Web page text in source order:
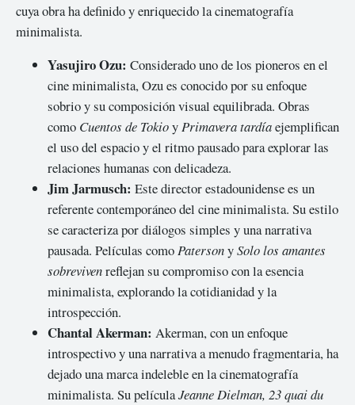
cuya obra ha definido y enriquecido la cinematografía
minimalista.
Yasujiro Ozu: Considerado uno de los pioneros en el
cine minimalista, Ozu es conocido por su enfoque
sobrio y su composición visual equilibrada. Obras
como Cuentos de TokioyPrimavera tardíaejemplifican
el uso del espacio y el ritmo pausado para explorar las
relaciones humanas con delicadeza.
Jim Jarmusch: Este director estadounidense es un
referente contemporáneo del cine minimalista. Su estilo
se caracteriza por diálogos simples y una narrativa
pausada. Películas comoPatersonySolo los amantes
sobrevivenreflejan su compromiso con la esencia
minimalista, explorando la cotidianidad y la
introspección.
Chantal Akerman: Akerman, con un enfoque
introspectivo y una narrativa a menudo fragmentaria, ha
dejado una marca indeleble en la cinematografía
minimalista. Su películaJeanne Dielman, 23 quai du